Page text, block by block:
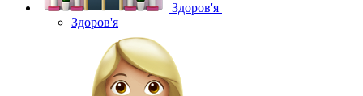
Здоров'я
Здоров'я